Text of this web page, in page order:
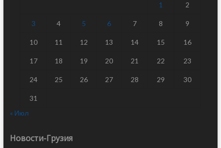
1 2
3 4 5 6 7 8 9
10 11 12 13 14 15 16
17 18 19 20 21 22 23
24 25 26 27 28 29 30
31
« Июл
Новости-Грузия